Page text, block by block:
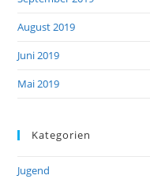
August 2019
Juni 2019
Mai 2019
Kategorien
Jugend